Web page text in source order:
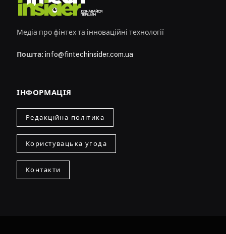
Медіа про фінтех та інноваційні технології
Пошта: info@fintechinsider.com.ua
ІНФОРМАЦІЯ
Редакційна політика
Користувацька угода
Контакти